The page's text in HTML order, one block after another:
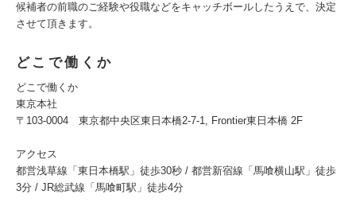
候補者の前職のご経験や役職などをキャッチボールしたうえで、決定
させて頂きます。
どこで働くか
どこで働くか
東京本社
〒103-0004 東京都中央区東日本橋2-7-1, Frontier東日本橋 2F
アクセス
都営浅草線「東日本橋駅」徒歩30秒 / 都営新宿線「馬喰横山駅」徒歩
3分 / JR総武線「馬喰町駅」徒歩4分